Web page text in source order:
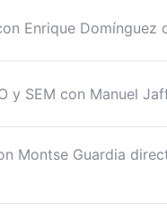
Enrique Domínguez
y SEM con Manuel
Montse Guardia